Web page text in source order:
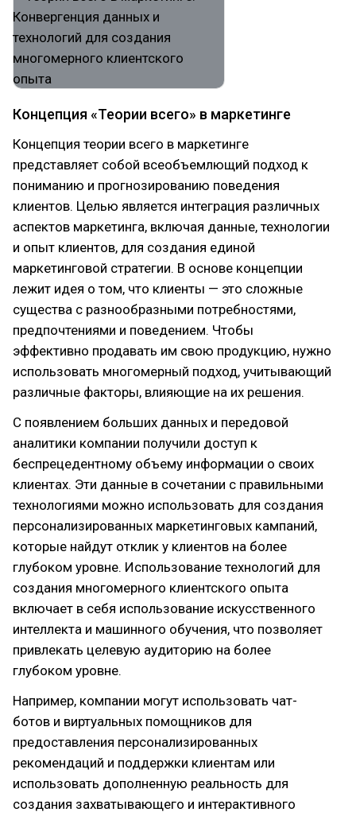
Концепция «Теории всего» в маркетинге
Концепция теории всего в маркетинге
представляет собой всеобъемлющий подход к
пониманию и прогнозированию поведения
клиентов. Целью является интеграция различных
аспектов маркетинга, включая данные, технологии
и опыт клиентов, для создания единой
маркетинговой стратегии. В основе концепции
лежит идея о том, что клиенты — это сложные
существа с разнообразными потребностями,
предпочтениями и поведением. Чтобы
эффективно продавать им свою продукцию, нужно
использовать многомерный подход, учитывающий
различные факторы, влияющие на их решения.
С появлением больших данных и передовой
аналитики компании получили доступ к
беспрецедентному объему информации о своих
клиентах. Эти данные в сочетании с правильными
технологиями можно использовать для создания
персонализированных маркетинговых кампаний,
которые найдут отклик у клиентов на более
глубоком уровне. Использование технологий для
создания многомерного клиентского опыта
включает в себя использование искусственного
интеллекта и машинного обучения, что позволяет
привлекать целевую аудиторию на более
глубоком уровне.
Например, компании могут использовать чат-
ботов и виртуальных помощников для
предоставления персонализированных
рекомендаций и поддержки клиентам или
использовать дополненную реальность для
создания захватывающего и интерактивного